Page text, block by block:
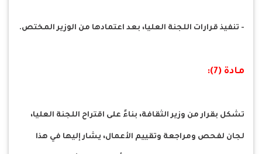
- تنفيذ قرارات اللجنة العليا، بعد اعتمادها من الوزير المختص.
مادة (7):
تشكل بقرار من وزير الثقافة، بناءً على اقتراح اللجنة العليا،
لجان لفحص ومراجعة وتقييم الأعمال، يشار إليها في هذا